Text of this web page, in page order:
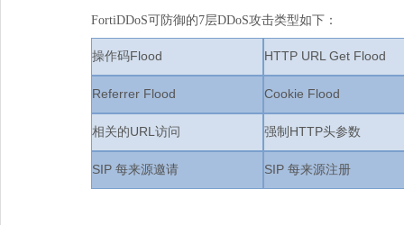
FortiDDoS可防御的7层DDoS攻击类型如下：
操作码Flood HTTPURLGetFlood
ReferrerFlood CookieFlood
相关的URL访问 强制 HTTP头参数
SIP每来源邀请 SIP每来源注册